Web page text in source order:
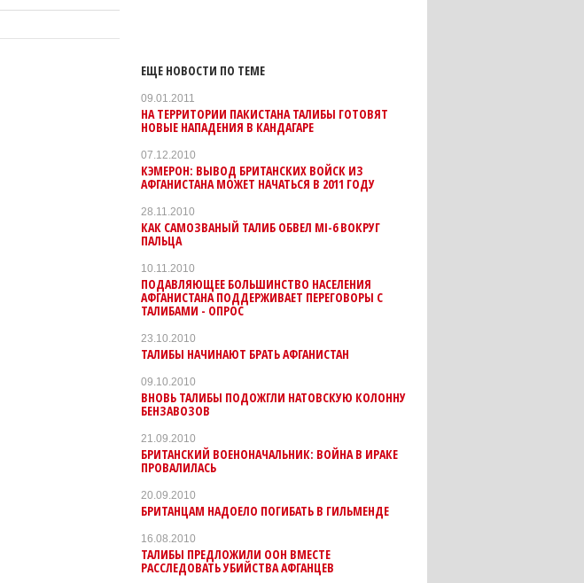
ЕЩЕ НОВОСТИ ПО ТЕМЕ
09.01.2011
НА ТЕРРИТОРИИ ПАКИСТАНА ТАЛИБЫ ГОТОВЯТ
НОВЫЕ НАПАДЕНИЯ В КАНДАГАРЕ
07.12.2010
КЭМЕРОН: ВЫВОД БРИТАНСКИХ ВОЙСК ИЗ
АФГАНИСТАНА МОЖЕТ НАЧАТЬСЯ В 2011 ГОДУ
28.11.2010
КАК САМОЗВАНЫЙ ТАЛИБ ОБВЕЛ MI-6 ВОКРУГ
ПАЛЬЦА
10.11.2010
ПОДАВЛЯЮЩЕЕ БОЛЬШИНСТВО НАСЕЛЕНИЯ
АФГАНИСТАНА ПОДДЕРЖИВАЕТ ПЕРЕГОВОРЫ С
ТАЛИБАМИ - ОПРОС
23.10.2010
ТАЛИБЫ НАЧИНАЮТ БРАТЬ АФГАНИСТАН
09.10.2010
ВНОВЬ ТАЛИБЫ ПОДОЖГЛИ НАТОВСКУЮ КОЛОННУ
БЕНЗАВОЗОВ
21.09.2010
БРИТАНСКИЙ ВОЕНОНАЧАЛЬНИК: ВОЙНА В ИРАКЕ
ПРОВАЛИЛАСЬ
20.09.2010
БРИТАНЦАМ НАДОЕЛО ПОГИБАТЬ В ГИЛЬМЕНДЕ
16.08.2010
ТАЛИБЫ ПРЕДЛОЖИЛИ ООН ВМЕСТЕ
РАССЛЕДОВАТЬ УБИЙСТВА АФГАНЦЕВ